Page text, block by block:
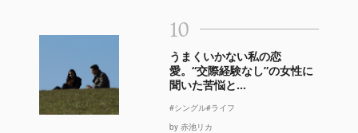
10
うまくいかない私の恋
愛。“交際経験なし”の女性に
聞いた苦悩と...
#シングル#ライフ
by 赤池リカ